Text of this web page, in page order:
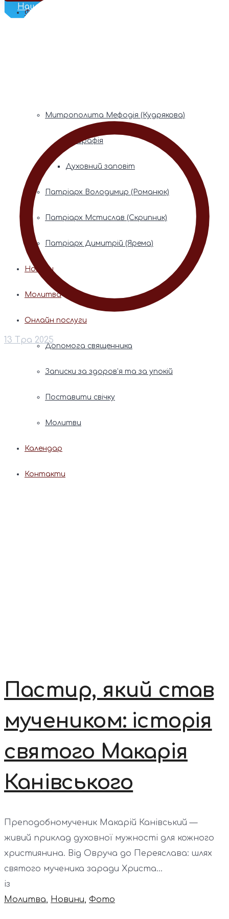
Наш Телеграм
Фонди пам’яті
Митрополита Мефодія (Кудрякова)
Біографія
Духовний заповіт
Патріарх Володимир (Романюк)
Патріарх Мстислав (Скрипник)
Патріарх Димитрій (Ярема)
Новини
Молитва
Онлайн послуги
Допомога священника
Записки за здоров’я та за упокій
Поставити свічку
Молитви
Календар
Контакти
13 Тра 2025
Пастир, який став
мучеником: історія
святого Макарія
Канівського
Преподобномученик Макарій Канівський —
живий приклад духовної мужності для кожного
християнина. Від Овруча до Переяслава: шлях
святого мученика заради Христа...
із
Молитва, Новини, Фото